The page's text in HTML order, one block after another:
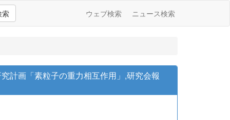
索 ウェブ検索 ニュース検索
計画「素粒子の重力相互作用」,研究会報